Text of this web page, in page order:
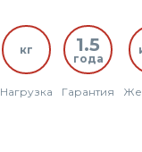
кг
Нагрузка
1.5
года
Гарантия